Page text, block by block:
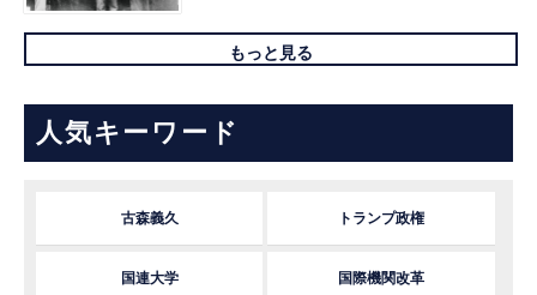
もっと見る
人気キーワード
古森義久 トランプ政権
国連大学 国際機関改革